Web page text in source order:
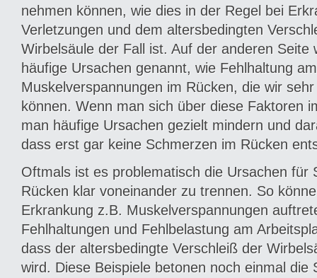
nehmen können, wie dies in der Regel bei
Verletzungen und dem altersbedingten
Wirbelsäule der Fall ist. Auf der anderen Seite
häufige Ursachen genannt, wie Fehlhaltung
Muskelverspannungen im Rücken, die wir
können. Wenn man sich über diese Faktoren
man häufige Ursachen gezielt mindern und
dass erst gar keine Schmerzen im Rücken
Oftmals ist es problematisch die Ursachen für
Rücken klar voneinander zu trennen. So
Erkrankung z.B. Muskelverspannungen
Fehlhaltungen und Fehlbelastung am
dass der altersbedingte Verschleiß der
wird. Diese Beispiele betonen noch einmal die